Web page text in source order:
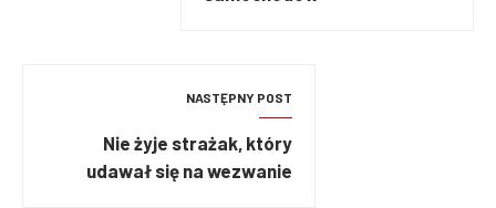
NASTĘPNY POST
Nie żyje strażak, który
udawał się na wezwanie